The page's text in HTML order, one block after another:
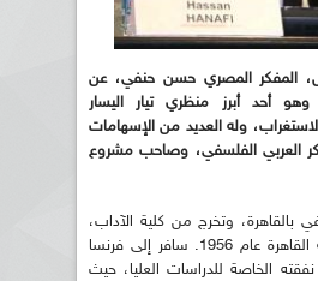
المفكر المصري حسن حنفي، عن
86 عامًا، وهو أحد أبرز منظري تيار اليسار
وله العديد من الإسهامات
العربي الفلسفي، وصاحب مشروع
بالقاهرة، وتخرج من كلية الآداب،
قسم الفلسفة جامعة القاهرة عام 1956. سافر إلى فرنسا
الخاصة للدراسات العليا، حيث